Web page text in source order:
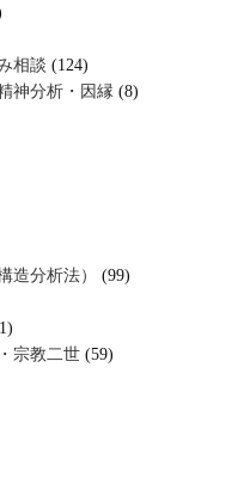
相談 (124)
神分析・因縁 (8)
造分析法）
(99)
宗教二世 (59)